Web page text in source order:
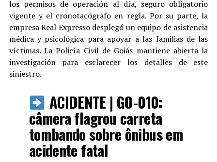
los permisos de operación al día, seguro obligatorio
vigente y el cronotacógrafo en regla. Por su parte, la
empresa Real Expresso desplegó un equipo de asistencia
médica y psicológica para apoyar a las familias de las
víctimas. La Policía Civil de Goiás mantiene abierta la
investigación para esclarecer los detalles de este
siniestro.
ACIDENTE | GO-010:
câmera flagrou carreta
tombando sobre ônibus em
acidente fatal